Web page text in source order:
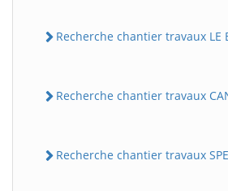
Recherche chantier travaux LE
Recherche chantier travaux
Recherche chantier travaux